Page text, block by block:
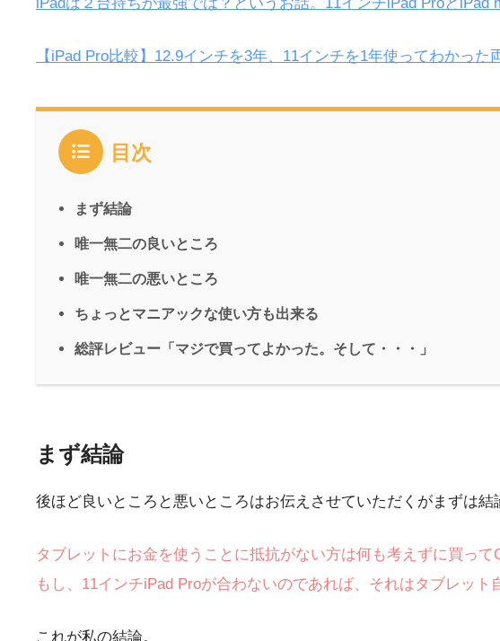
【iPad Pro比較】12.9インチを3年、11インチを1年使ってわかっ
目次
まず結論
唯一無二の良いところ
唯一無二の悪いところ
ちょっとマニアックな使い方も出来る
総評レビュー「マジで買ってよかった。そして・・・」
まず結論
後ほど良いところと悪いところはお伝えさせていただくがまずは結
タブレットにお金を使うことに抵抗がない方は何も考えずに買って
もし、11インチiPad Proが合わないのであれば、それはタブレット
これが私の結論。